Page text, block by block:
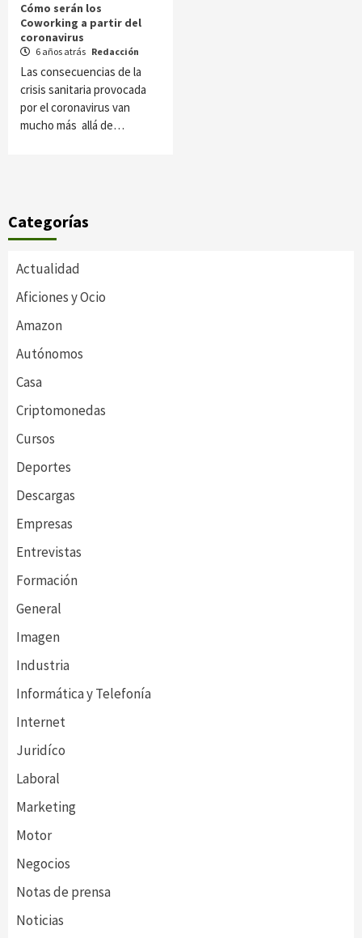
Cómo serán los
Coworking a partir del
coronavirus
6 años atrás Redacción
Las consecuencias de la
crisis sanitaria provocada
por el coronavirus van
mucho más allá de…
Categorías
Actualidad
Aficiones y Ocio
Amazon
Autónomos
Casa
Criptomonedas
Cursos
Deportes
Descargas
Empresas
Entrevistas
Formación
General
Imagen
Industria
Informática y Telefonía
Internet
Juridíco
Laboral
Marketing
Motor
Negocios
Notas de prensa
Noticias